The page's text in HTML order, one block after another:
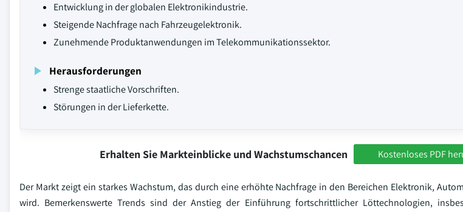
Entwicklung in der globalen Elektronikindustrie.
Steigende Nachfrage nach Fahrzeugelektronik.
Zunehmende Produktanwendungen im Telekommunikationssektor.
Herausforderungen
Strenge staatliche Vorschriften.
Störungen in der Lieferkette.
Erhalten Sie Markteinblicke und Wachstumschancen Kostenloses PDF
Der Markt zeigt ein starkes Wachstum, das durch eine erhöhte Nachfrage in den Bereichen Elektronik,
wird. Bemerkenswerte Trends sind der Anstieg der Einführung fortschrittlicher Löttechnologien,